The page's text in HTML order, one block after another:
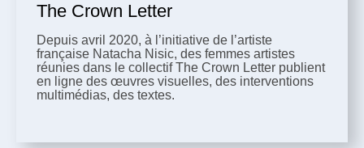
The Crown Letter
Depuis avril 2020, à l’initiative de l’artiste
française Natacha Nisic, des femmes artistes
réunies dans le collectif The Crown Letter publient
en ligne des œuvres visuelles, des interventions
multimédias, des textes.